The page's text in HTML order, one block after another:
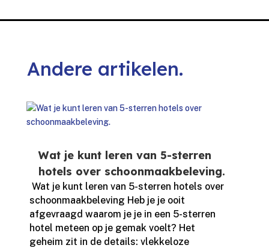
Andere artikelen.
Wat je kunt leren van 5-sterren
hotels over schoonmaakbeleving.
​ Wat je kunt leren van 5-sterren hotels over
schoonmaakbeleving Heb je je ooit
afgevraagd waarom je je in een 5-sterren
hotel meteen op je gemak voelt? Het
geheim zit in de details: vlekkeloze